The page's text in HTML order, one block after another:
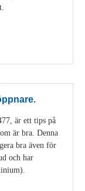
är ett tips på
är bra. Denna
bra även för
och har